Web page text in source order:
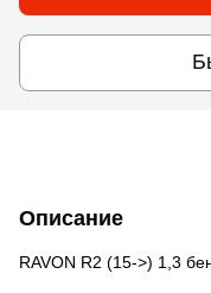
Описание
RAVON R2 (15->) 1,3